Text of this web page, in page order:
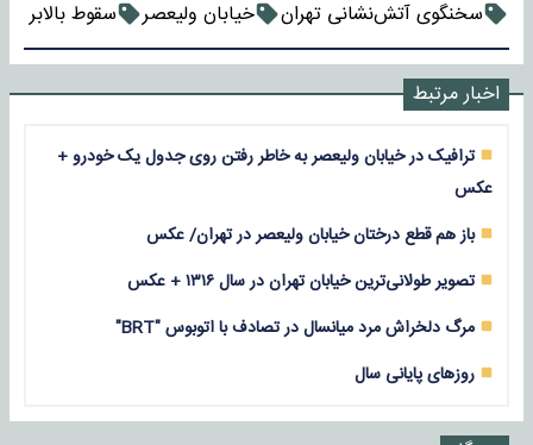
سخنگوی آتش‌نشانی تهران خیابان ولیعصر سقوط بالابر
اخبار مرتبط
ترافیک در خیابان ولیعصر به خاطر رفتن روی جدول یک خودرو +
عکس
باز هم قطع درختان خیابان ولیعصر در تهران/ عکس
تصویر طولانی‌ترین خیابان تهران در سال ۱۳۱۶ + عکس
مرگ دلخراش مرد میانسال در تصادف با اتوبوس "BRT"
روزهای پایانی سال